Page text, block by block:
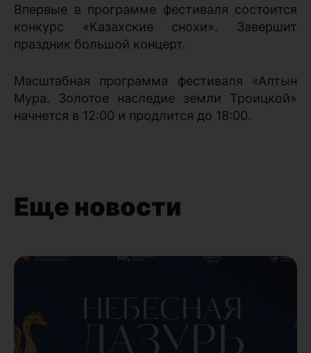
Впервые в программе фестиваля состоится
конкурс «Казахские снохи». Завершит
праздник большой концерт.
Масштабная программа фестиваля «Алтын
Мура. Золотое наследие земли Троицкой»
начнется в 12:00 и продлится до 18:00.
Еще новости